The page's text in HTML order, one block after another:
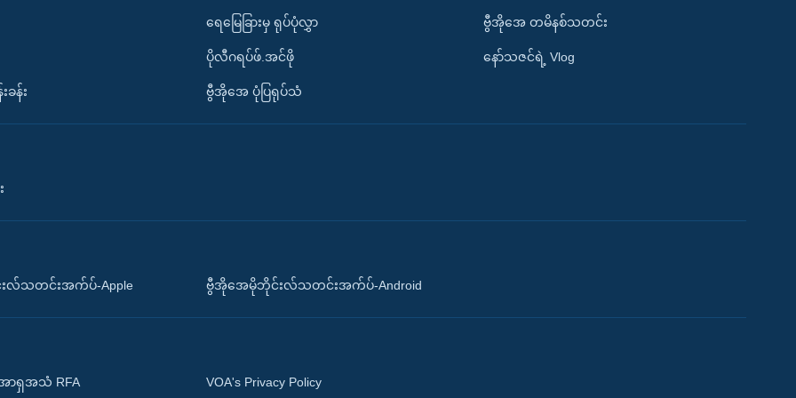
ခန်း
ရေမြေခြားမှ ရုပ်ပုံလွှာ
ပိုလီဂရပ်ဖ်.အင်ဖို
ဗွီအိုအေ ပုံပြရုပ်သံ
ဗွီအိုအေ တမိနစ်သတင်း
နော်သဇင်ရဲ့ Vlog
လ်သတင်းအက်ပ်-Apple ဗွီအိုအေမိုဘိုင်းလ်သတင်းအက်ပ်-Android
ရှအသံ RFA VOA's Privacy Policy